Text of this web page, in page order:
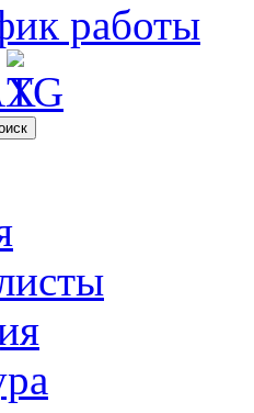
работы